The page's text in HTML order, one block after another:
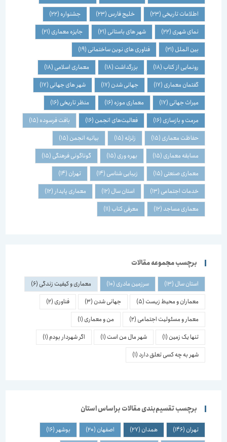
اطلاعات تاریخی(23) خلیج فارس(23) جشنواره(22)
نمای شهری(22) شهر های باستانی(21) جایزه معماری(21)
بین الملل(21) فناوری های نوین ساختمانی(19)
رونمایی از کتاب(18) بزرگداشت(18) معماری اسلامی(18)
گفتمان معماری(17) جهانی شدن(17) شهر های جهانی(17)
میراث جهانی(17) معماری موزه(16) منظر تاریخی(16)
مرمت و بازسازی(16) فعالیت‌های انجمن(16) بافت فرسوده(15)
حفاظت معماری(15) زلزله(15) بیانیه انجمن(15)
مسابقه معماری(15) بهره وری(15) گوناگونی فرهنگی(15)
معماری صنعتی(15) زیبایی شناسی(14) تهران(14)
خدمات اجتماعی(13) استان سال(12) معماری پایدار(12)
معماری مساجد(12) معرفی کتاب(11)
برچسب مجموعه مقالات
استان سال(13) سرزمین مادری(10) معماری و کیفیت زندگی(6)
معماران و محیط زیست(5) جهانی شدن(3) فناوری(2)
معمار و مسئولیت اجتماعی(2) من و معماری(1)
تنها یک زمین(1) شهر مال من است(1) اگر شهردار بودم(1)
شهر به چه کسی تعلق دارد(1)
برچسب تقسیم‌بندی مقالات براساس استان
تهران(146) همدان(27) اصفهان(20) بوشهر(16)